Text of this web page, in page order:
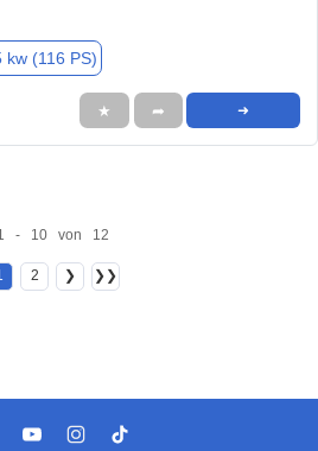
kw (116 PS)
★ ➦ ➜
- 10 von 12
2 ❯ ❯❯